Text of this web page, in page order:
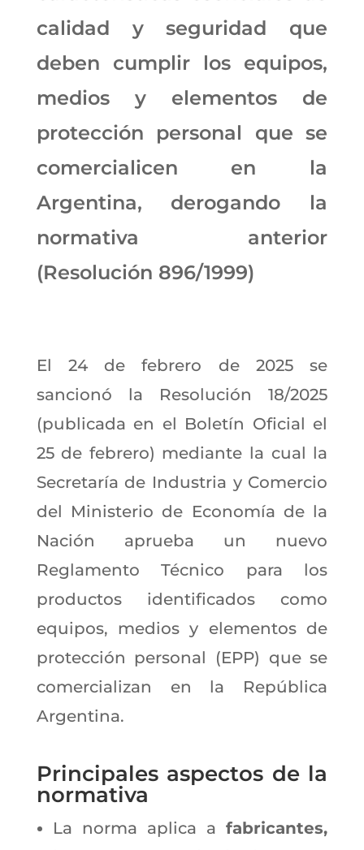
calidad y seguridad que
deben cumplir los equipos,
medios y elementos de
protección personal que se
comercialicen en la
Argentina, derogando la
normativa anterior
(Resolución 896/1999)
El 24 de febrero de 2025 se
sancionó la Resolución 18/2025
(publicada en el Boletín Oficial el
25 de febrero) mediante la cual la
Secretaría de Industria y Comercio
del Ministerio de Economía de la
Nación aprueba un nuevo
Reglamento Técnico para los
productos identificados como
equipos, medios y elementos de
protección personal (EPP) que se
comercializan en la República
Argentina.
Principales aspectos de la
normativa
La norma aplica afabricantes,